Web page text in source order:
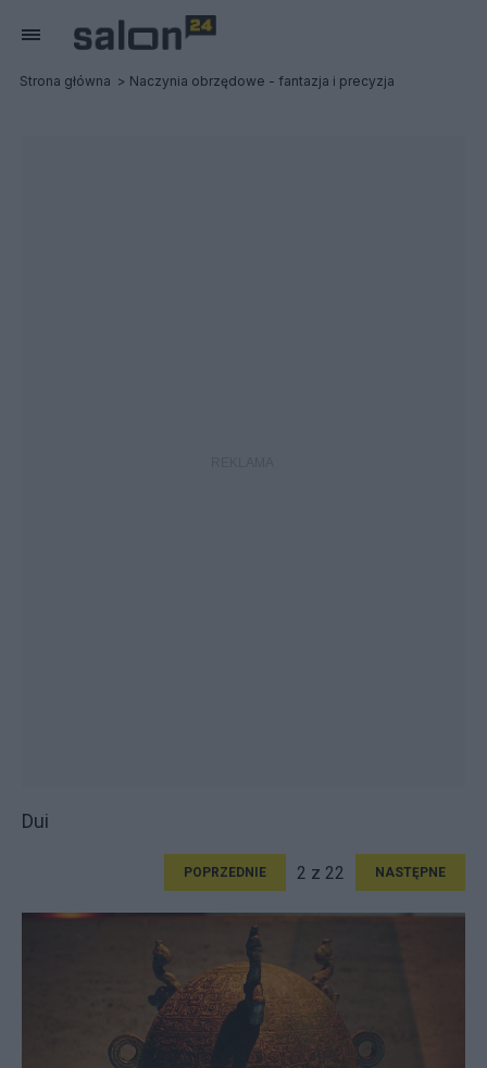
Strona główna Naczynia obrzędowe - fantazja i precyzja
Dui
POPRZEDNIE 2 z 22 NASTĘPNE